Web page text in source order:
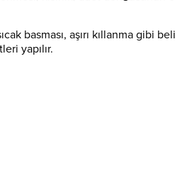
basması, aşırı kıllanma gibi
yapılır.